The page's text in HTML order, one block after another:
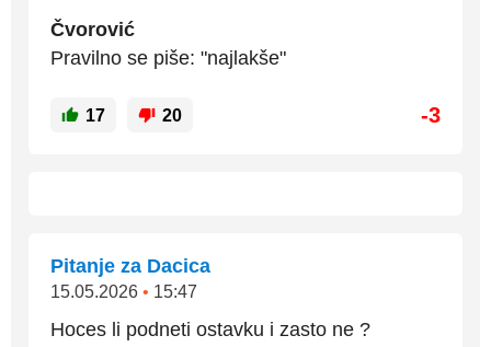
Čvorović
Pravilno se piše: "najlakše"
17 20 -3
Pitanje za Dacica
15.05.2026 • 15:47
Hoces li podneti ostavku i zasto ne ?